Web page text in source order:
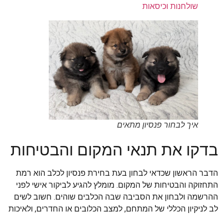
שולחנות וכיסאות
איך לבחור פנסיון מתאים
בדקו את תנאי המקום והבטיחות
הדבר הראשון שכדאי לבחון בעת בחירת פנסיון לכלב הוא רמת
התחזוקה והבטיחות של המקום. מומלץ להגיע לביקור אישי לפני
ההרשמה ולבחון את הסביבה שבה הכלבים שוהים. חשוב לשים
לב לניקיון הכללי של המתחם, למצב הכלובים או החדרים, ולאיכות